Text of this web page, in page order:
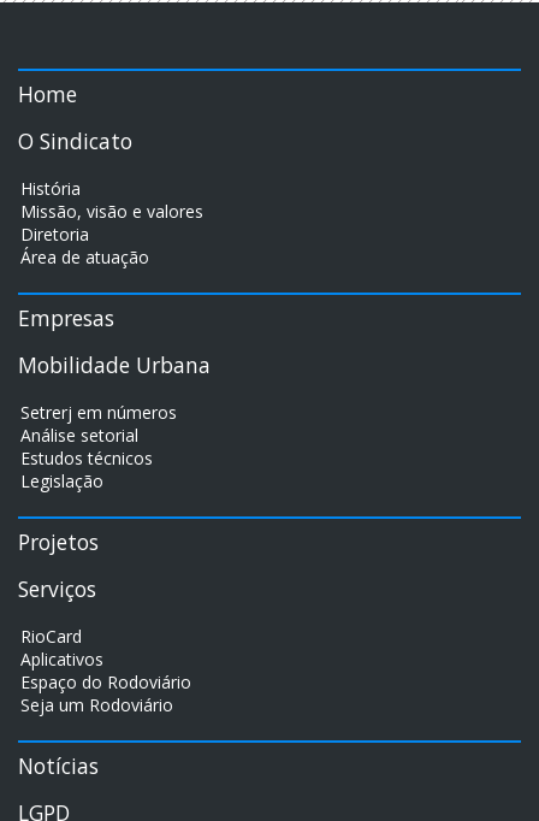
Home
O Sindicato
História
Missão, visão e valores
Diretoria
Área de atuação
Empresas
Mobilidade Urbana
Setrerj em números
Análise setorial
Estudos técnicos
Legislação
Projetos
Serviços
RioCard
Aplicativos
Espaço do Rodoviário
Seja um Rodoviário
Notícias
LGPD